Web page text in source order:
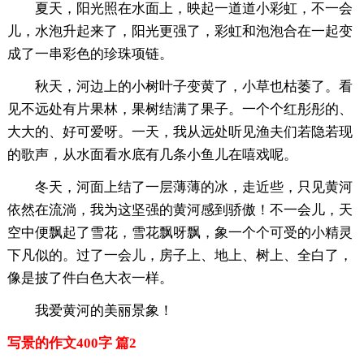
夏天，阳光照在水面上，映起一道道小彩虹，不一会
儿，水泡升起来了，阳光更强了，彩虹和泡泡合在一起变
成了一串彩色的珍珠项链。
秋天，河边上的小树叶子变黄了，小草也枯萎了。看
见不远处有片果林，果树结满了果子。一个个红彤彤的、
大大的、好可爱呀。一天，我从远处听见渔夫们若隐若现
的歌声，从水面看水底有几条小鱼儿在嘻戏呢。
冬天，河面上结了一层薄薄的冰，走近些，只见黄河
依然在流淌，我为这坚强的黄河感到骄傲！不一会儿，天
空中便飘起了雪花，雪花飘呀飘，象一个个可受的小精灵
下凡似的。过了一会儿，房子上、地上、树上、全白了，
像是披了件白色大衣一样。
我爱黄河的美丽景象！
写景的作文400字 篇2